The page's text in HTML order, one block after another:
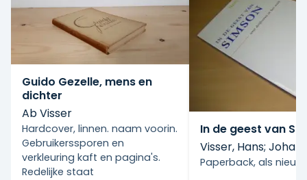
Guido Gezelle, mens en
dichter
Ab Visser
Hardcover, linnen. naam voorin.
Gebruikerssporen en
verkleuring kaft en pagina's.
Redelijke staat
In de geest van
Visser, Hans; Johan
Paperback, als